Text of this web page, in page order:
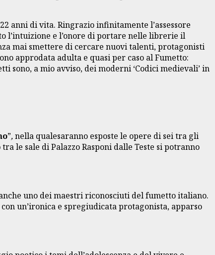
anni di vita. Ringrazio infinitamente l’assessore
l’intuizione e l’onore di portare nelle librerie il
mai smettere di cercare nuovi talenti, protagonisti
approdata adulta e quasi per caso al Fumetto:
sono, a mio avviso, dei moderni ‘Codici medievali’ in
”,nella qualesaranno esposte le opere di sei tra gli
le sale di Palazzo Rasponi dalle Teste si potranno
uno dei maestri riconosciuti del fumetto italiano.
un’ironica e spregiudicata protagonista, apparso